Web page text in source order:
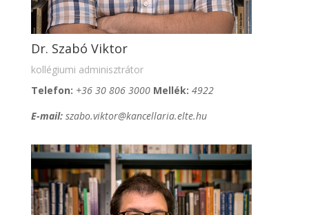
Dr. Szabó Viktor
kollégiumi adminisztrátor
Telefon: +36 30 806 3000 Mellék: 4922
E-mail:szabo.viktor@kancellaria.elte.hu